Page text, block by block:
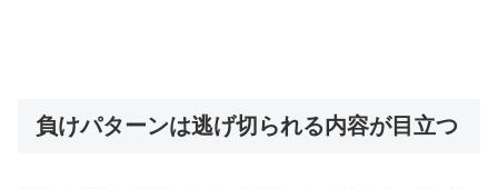
負けパターンは逃げ切られる内容が目立つ